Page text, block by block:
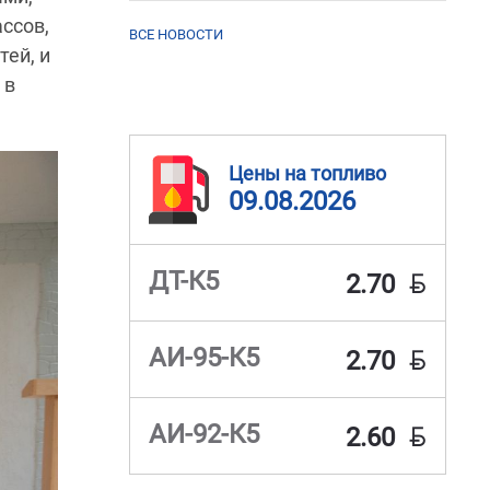
и
в
ВСЕ НОВОСТИ
Цены на топливо
09.08.2026
ДТ-К5 2.70 BYN
АИ-95-К5 2.70 BYN
АИ-92-К5 2.60 BYN